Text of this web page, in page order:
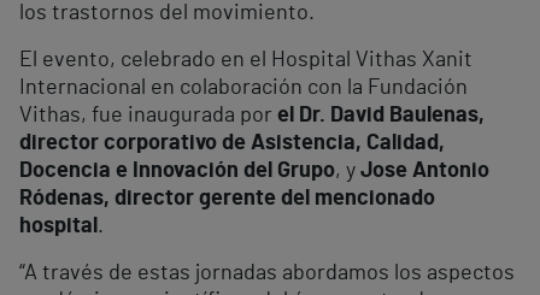
los trastornos del movimiento.
El evento, celebrado en el Hospital Vithas Xanit
Internacional en colaboración con la Fundación
Vithas, fue inaugurada por el Dr. David Baulenas,
director corporativo de Asistencia, Calidad,
Docencia e Innovación del Grupo, y Jose Antonio
Ródenas, director gerente del mencionado
hospital .
“A través de estas jornadas abordamos los aspectos